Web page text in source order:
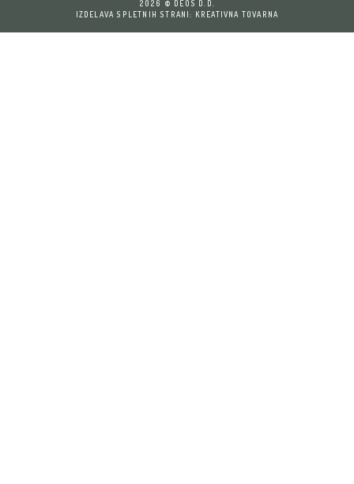
2026 © DEOS D.D.
IZDELAVA SPLETNIH STRANI: KREATIVNA TOVARNA